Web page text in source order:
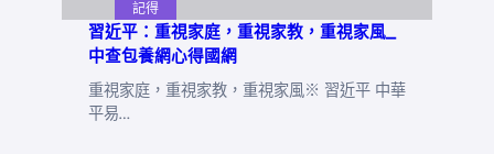
記得
習近平：重視家庭，重視家教，重視家風_
中查包養網心得國網
重視家庭，重視家教，重視家風※ 習近平 中華
平易…